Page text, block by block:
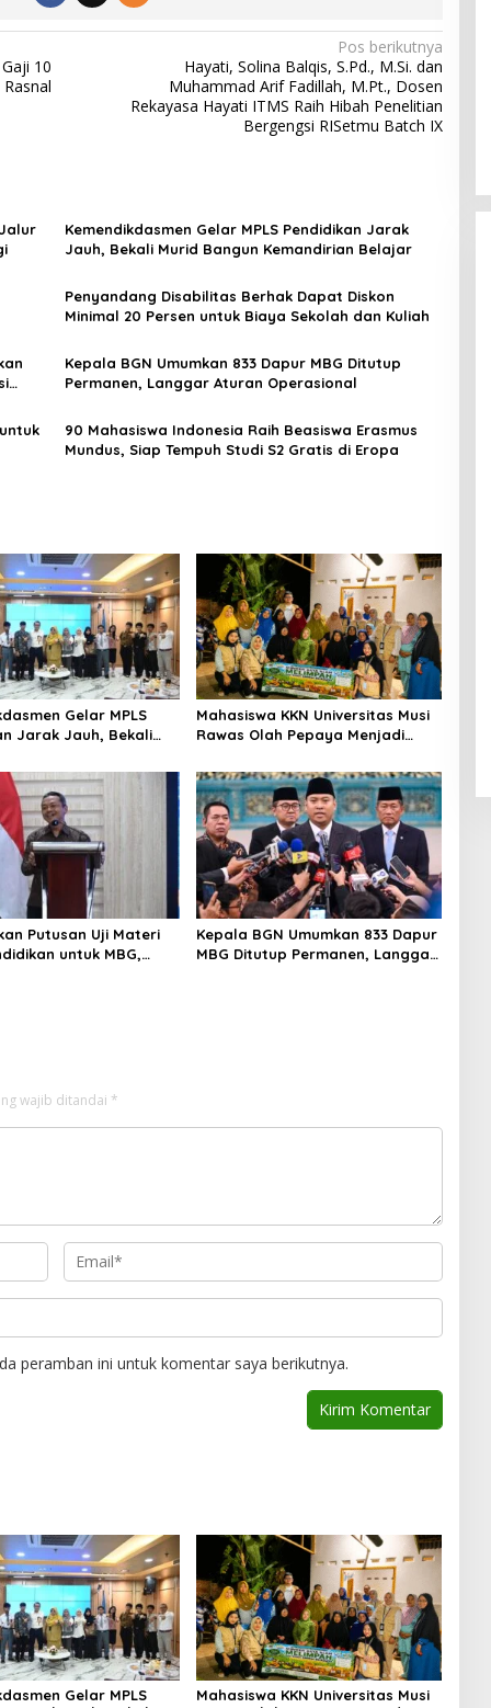
10
Pos berikutnya
Hayati, Solina Balqis, S.Pd., M.Si. dan
Muhammad Arif Fadillah, M.Pt., Dosen
Rekayasa Hayati ITMS Raih Hibah Penelitian
Bergengsi RISetmu Batch IX
Kemendikdasmen Gelar MPLS Pendidikan Jarak
Jauh, Bekali Murid Bangun Kemandirian Belajar
Penyandang Disabilitas Berhak Dapat Diskon
Minimal 20 Persen untuk Biaya Sekolah dan Kuliah
Kepala BGN Umumkan 833 Dapur MBG Ditutup
Permanen, Langgar Aturan Operasional
90 Mahasiswa Indonesia Raih Beasiswa Erasmus
Mundus, Siap Tempuh Studi S2 Gratis di Eropa
Gelar MPLS
Jarak Jauh, Bekali
Mahasiswa KKN Universitas Musi
Rawas Olah Pepaya Menjadi
Dorong UMKM Desa Air Satan
Putusan Uji Materi
untuk MBG,
Kepala BGN Umumkan 833 Dapur
MBG Ditutup Permanen, Langgar
wajib ditandai *
peramban ini untuk komentar saya berikutnya.
Gelar MPLS
Mahasiswa KKN Universitas Musi
Himpunan Wanita UNPARI Salurkan
Bantuan bagi Korban Kebakaran
di Jawa Kanan SS
27 Juli 2026